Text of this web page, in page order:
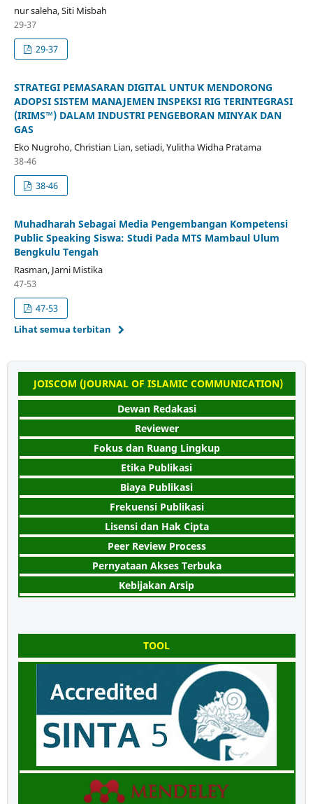
nur saleha, Siti Misbah
29-37
29-37
STRATEGI PEMASARAN DIGITAL UNTUK MENDORONG
ADOPSI SISTEM MANAJEMEN INSPEKSI RIG TERINTEGRASI
(IRIMS™) DALAM INDUSTRI PENGEBORAN MINYAK DAN
GAS
Eko Nugroho, Christian Lian, setiadi, Yulitha Widha Pratama
38-46
38-46
Muhadharah Sebagai Media Pengembangan Kompetensi
Public Speaking Siswa: Studi Pada MTS Mambaul Ulum
Bengkulu Tengah
Rasman, Jarni Mistika
47-53
47-53
Lihat semua terbitan
JOISCOM (JOURNAL OF ISLAMIC COMMUNICATION)
Dewan Redakasi
Reviewer
Fokus dan Ruang Lingkup
Etika Publikasi
Biaya Publikasi
Frekuensi Publikasi
Lisensi dan Hak Cipta
Peer Review Process
Pernyataan Akses Terbuka
Kebijakan Arsip
TOOL